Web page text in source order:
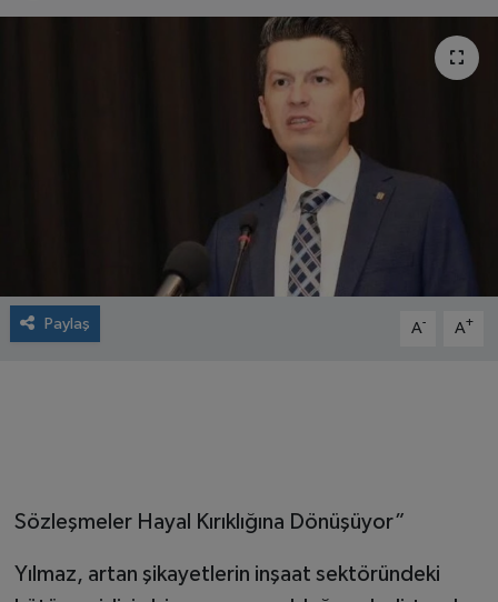
Paylaş A- A+
Sözleşmeler Hayal Kırıklığına Dönüşüyor”
Yılmaz, artan şikayetlerin inşaat sektöründeki